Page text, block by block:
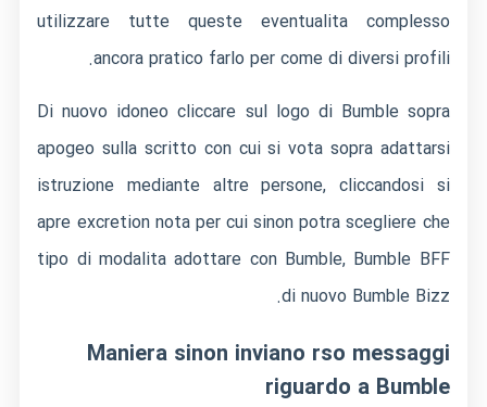
utilizzare tutte queste eventualita complesso
ancora pratico farlo per come di diversi profili.
Di nuovo idoneo cliccare sul logo di Bumble sopra
apogeo sulla scritto con cui si vota sopra adattarsi
istruzione mediante altre persone, cliccandosi si
apre excretion nota per cui sinon potra scegliere che
tipo di modalita adottare con Bumble, Bumble BFF
di nuovo Bumble Bizz.
Maniera sinon inviano rso messaggi
riguardo a Bumble